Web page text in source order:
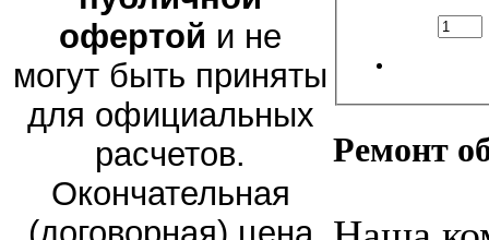
офертой и не
могут быть приняты
для официальных
расчетов.
Окончательная
Ремонт